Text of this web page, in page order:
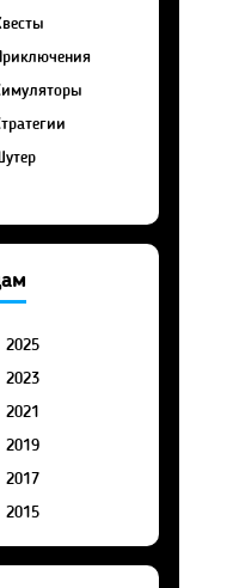
2025
2023
2021
2019
2017
2015